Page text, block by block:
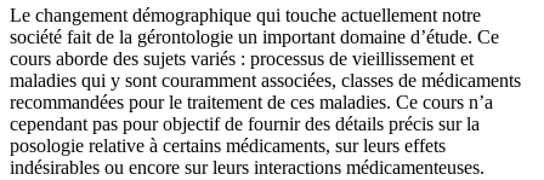
Le changement démographique qui touche actuellement notre
société fait de la gérontologie un important domaine d’étude. Ce
cours aborde des sujets variés : processus de vieillissement et
maladies qui y sont couramment associées, classes de médicaments
recommandées pour le traitement de ces maladies. Ce cours n’a
cependant pas pour objectif de fournir des détails précis sur la
posologie relative à certains médicaments, sur leurs effets
indésirables ou encore sur leurs interactions médicamenteuses.